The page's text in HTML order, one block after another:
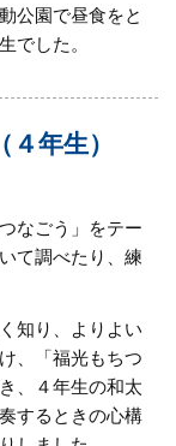
公園で昼食をと
でした。
年生）
なごう」をテー
て調べたり、練
知り、よりよい
、「福光もちつ
、４年生の和太
するときの心構